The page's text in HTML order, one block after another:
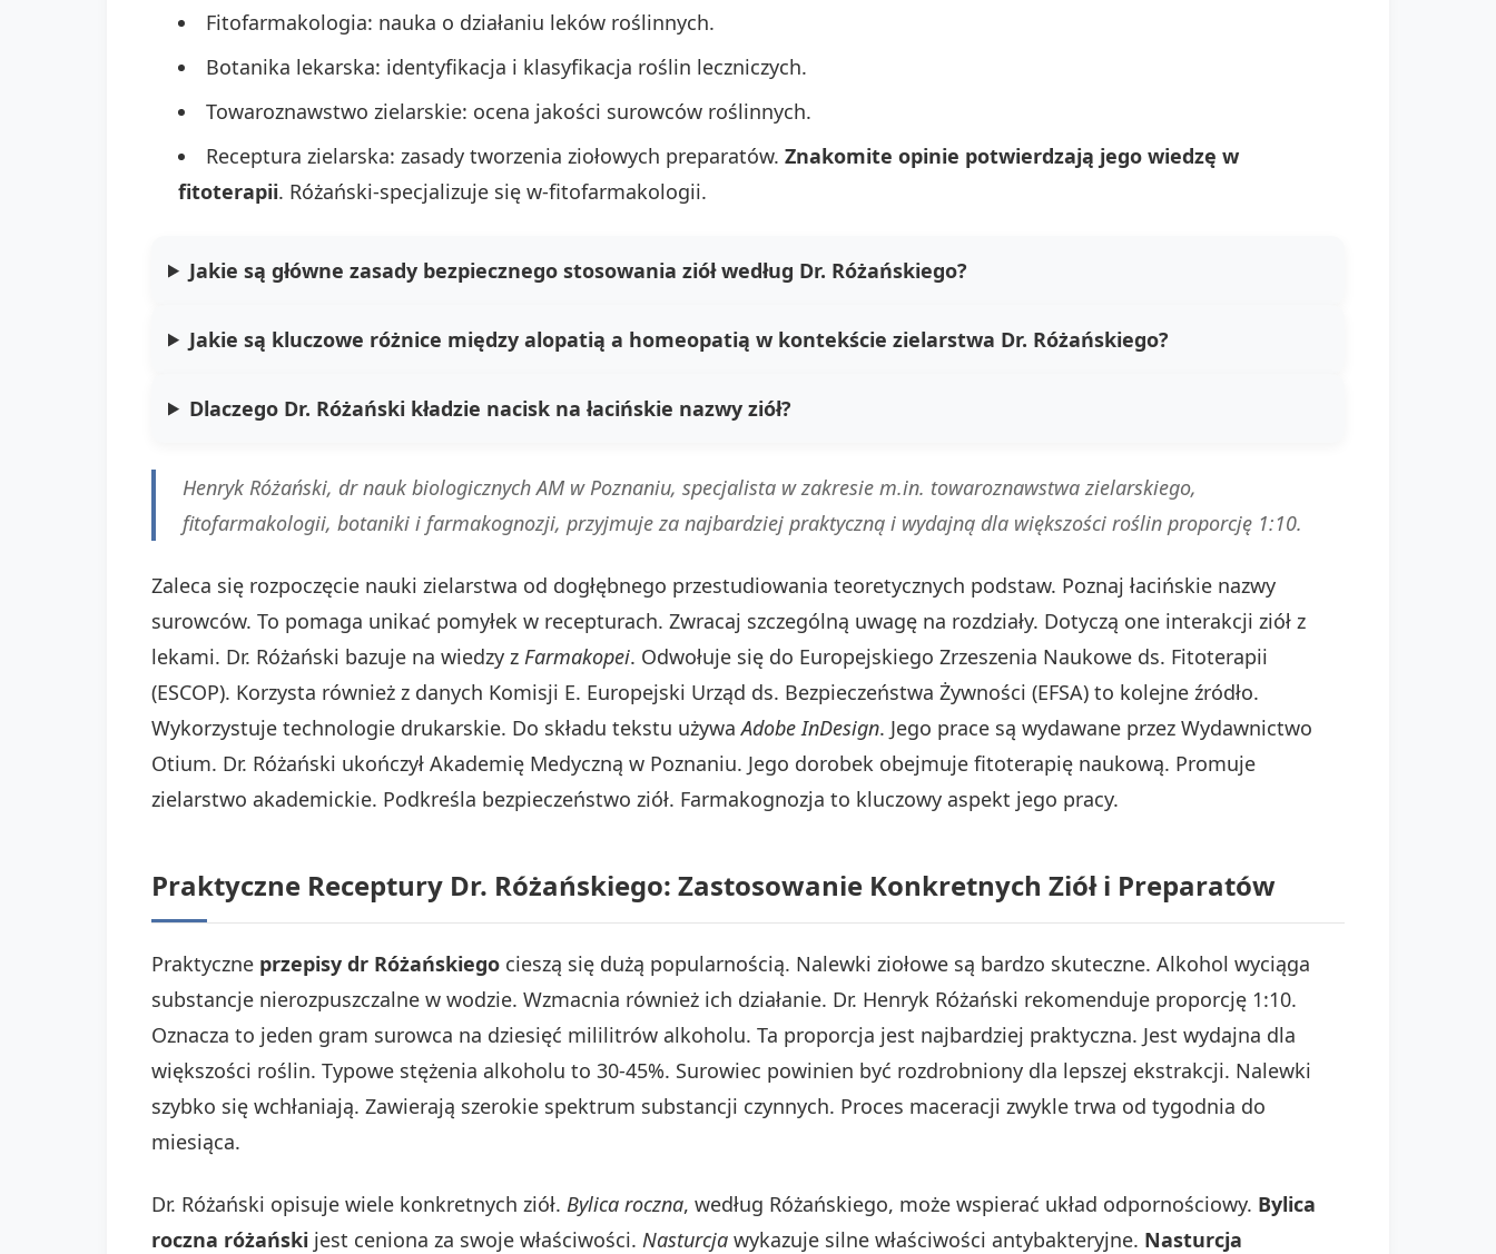
Fitofarmakologia: nauka o działaniu leków roślinnych.
Botanika lekarska: identyfikacja i klasyfikacja roślin leczniczych.
Towaroznawstwo zielarskie: ocena jakości surowców roślinnych.
Receptura zielarska: zasady tworzenia ziołowych preparatów. Znakomite opinie potwierdzają jego wiedzę w
fitoterapii. Różański-specjalizuje się w-fitofarmakologii.
Jakie są główne zasady bezpiecznego stosowania ziół według Dr. Różańskiego?
Jakie są kluczowe różnice między alopatią a homeopatią w kontekście zielarstwa Dr. Różańskiego?
Dlaczego Dr. Różański kładzie nacisk na łacińskie nazwy ziół?
Henryk Różański, dr nauk biologicznych AM w Poznaniu, specjalista w zakresie m.in. towaroznawstwa zielarskiego,
fitofarmakologii, botaniki i farmakognozji, przyjmuje za najbardziej praktyczną i wydajną dla większości roślin proporcję 1:10.
Zaleca się rozpoczęcie nauki zielarstwa od dogłębnego przestudiowania teoretycznych podstaw. Poznaj łacińskie nazwy
surowców. To pomaga unikać pomyłek w recepturach. Zwracaj szczególną uwagę na rozdziały. Dotyczą one interakcji ziół z
lekami. Dr. Różański bazuje na wiedzy z Farmakopei. Odwołuje się do Europejskiego Zrzeszenia Naukowe ds. Fitoterapii
(ESCOP). Korzysta również z danych Komisji E. Europejski Urząd ds. Bezpieczeństwa Żywności (EFSA) to kolejne źródło.
Wykorzystuje technologie drukarskie. Do składu tekstu używaAdobe InDesign. Jego prace są wydawane przez Wydawnictwo
Otium. Dr. Różański ukończył Akademię Medyczną w Poznaniu. Jego dorobek obejmuje fitoterapię naukową. Promuje
zielarstwo akademickie. Podkreśla bezpieczeństwo ziół. Farmakognozja to kluczowy aspekt jego pracy.
Praktyczne Receptury Dr. Różańskiego: Zastosowanie Konkretnych Ziół i Preparatów
Praktyczne przepisy dr Różańskiego cieszą się dużą popularnością. Nalewki ziołowe są bardzo skuteczne. Alkohol wyciąga
substancje nierozpuszczalne w wodzie. Wzmacnia również ich działanie. Dr. Henryk Różański rekomenduje proporcję 1:10.
Oznacza to jeden gram surowca na dziesięć mililitrów alkoholu. Ta proporcja jest najbardziej praktyczna. Jest wydajna dla
większości roślin. Typowe stężenia alkoholu to 30-45%. Surowiec powinien być rozdrobniony dla lepszej ekstrakcji. Nalewki
szybko się wchłaniają. Zawierają szerokie spektrum substancji czynnych. Proces maceracji zwykle trwa od tygodnia do
miesiąca.
Dr. Różański opisuje wiele konkretnych ziół. Bylica roczna, według Różańskiego, może wspierać układ odpornościowy. Bylica
roczna różański jest ceniona za swoje właściwości. Nasturcja wykazuje silne właściwości antybakteryjne. Nasturcja